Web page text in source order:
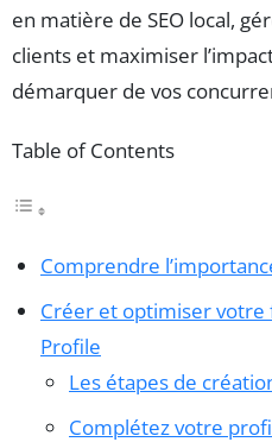
en matière de SEO local,
clients et maximiser
démarquer de vos
Table of Contents
Comprendre
Créer et optimiser votre
Profile
Les étapes de
Complétez votre